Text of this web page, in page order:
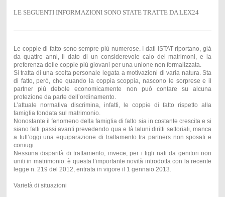
LE SEGUENTI INFORMAZIONI SONO STATE TRATTE DA LEX24
Le coppie di fatto sono sempre più numerose. I dati ISTAT riportano, già
da quattro anni, il dato di un considerevole calo dei matrimoni, e la
preferenza delle coppie più giovani per una unione non formalizzata.
Si tratta di una scelta personale legata a motivazioni di varia natura. Sta
di fatto, però, che quando la coppia scoppia, nascono le sorprese e il
partner più debole economicamente non può contare su alcuna
protezione da parte dell’ordinamento.
L’attuale normativa discrimina, infatti, le coppie di fatto rispetto alla
famiglia fondata sul matrimonio.
Nonostante il fenomeno della famiglia di fatto sia in costante crescita e si
siano fatti passi avanti prevedendo qua e là taluni diritti settoriali, manca
a tutt’oggi una equiparazione di trattamento tra partners non sposati e
coniugi.
Nessuna disparità di trattamento, invece, per i figli nati da genitori non
uniti in matrimonio: è questa l’importante novità introdotta con la recente
legge n. 219 del 2012, entrata in vigore il 1 gennaio 2013.
Varietà di situazioni